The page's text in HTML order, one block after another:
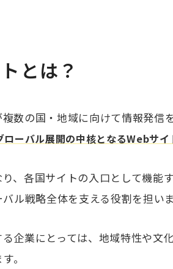
とは？
数の国・地域に向けて情報発信を
ーバル展開の中核となるWebサイ
、各国サイトの入口として機能す
ル戦略全体を支える役割を担いま
企業にとっては、地域特性や文
。